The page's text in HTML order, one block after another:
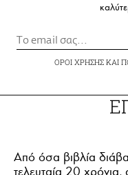
ΟΡΟΙ ΧΡΗΣΗΣΚΑΙ
Από όσα βιβλία
τελευταία 20 χρόνια,